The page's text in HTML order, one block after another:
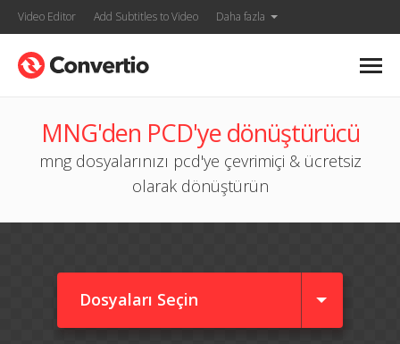
Video Editor Add Subtitles to Video Daha fazla
MNG'den PCD'ye dönüştürücü
mng dosyalarınızı pcd'ye çevrimiçi & ücretsiz
olarak dönüştürün
Dosyaları Seçin